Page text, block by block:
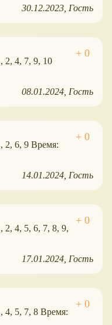
30.12.2023 Гость
2, 4, 7, 9, 10
08.01.2024 Гость
2, 6, 9 Время:
14.01.2024 Гость
4, 5, 6, 7, 8, 9,
17.01.2024 Гость
4, 5, 7, 8 Время: